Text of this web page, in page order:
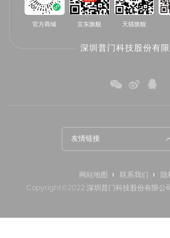
官方商城 京东旗舰 天猫旗舰
深圳普门科技股份有限
网站地图 联系我们
隐
Copyright©2022 深圳普门科技股份有限公
友情链接